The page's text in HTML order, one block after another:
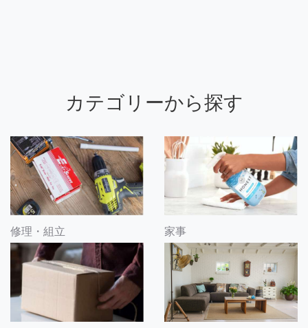
カテゴリーから探す
修理・組立 家事